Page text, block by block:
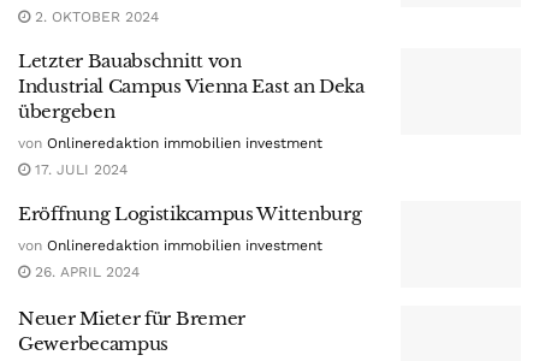
2. OKTOBER 2024
Letzter Bauabschnitt von
Industrial Campus Vienna East an Deka
übergeben
von Onlineredaktion immobilien investment
17. JULI 2024
Eröffnung Logistikcampus Wittenburg
von Onlineredaktion immobilien investment
26. APRIL 2024
Neuer Mieter für Bremer
Gewerbecampus